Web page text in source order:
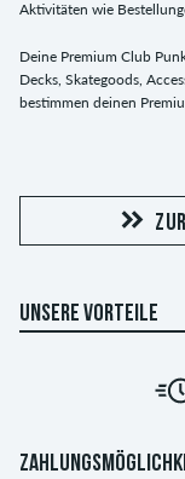
Aktivitäten wie
Deine Premium Club
Decks, Skategoods,
bestimmen deinen
UNSERE VORTEILE